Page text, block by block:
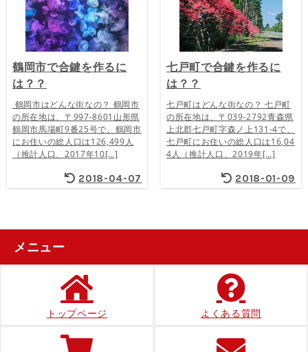
鶴岡市で合鍵を作るに
は？？
鶴岡市はどんな街なの？ 鶴岡市
の所在地は、〒997-8601山形県
鶴岡市馬場町9番25号で、鶴岡市
にお住いの総人口は126,499人
（推計人口、2017年10[…]
2018-04-07
七戸町で合鍵を作るに
は？？
七戸町はどんな街なの？ 七戸町
の所在地は、〒039-2792青森県
上北郡七戸町字森ノ上131-4で、
七戸町にお住いの総人口は16,04
4人（推計人口、2019年[…]
2018-01-09
メニュー
トップページ よくある質問